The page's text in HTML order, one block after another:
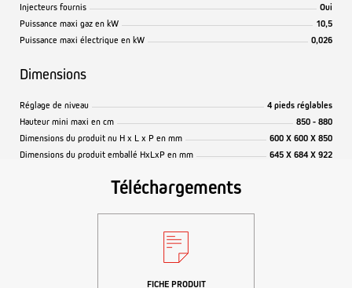
Injecteurs fournis
Oui
Puissance maxi gaz en kW
10,5
Puissance maxi électrique en kW
0,026
Dimensions
Réglage de niveau
4 pieds réglables
Hauteur mini maxi en cm
850 - 880
Dimensions du produit nu H x L x P en mm
600 X 600 X 850
Dimensions du produit emballé HxLxP en mm
645 X 684 X 922
Téléchargements
FICHE PRODUIT